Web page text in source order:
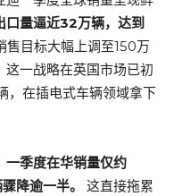
口量逼近32万辆，达到
售目标大幅上调至150万
一战略在英国市场已初
在插电式车辆领域拿下
一季度在华销量仅约
降逾一半。
这直接拖累